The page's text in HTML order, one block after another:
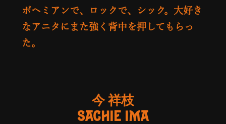
ボヘミアンで、ロックで、シック。大好き
なアニタにまた強く背中を押してもらっ
た。
今 祥枝
SACHIE IMA